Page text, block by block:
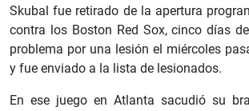
Skubal fue retirado de la apertura
contra los Boston Red Sox, cinco días
problema por una lesión el miércoles
y fue enviado a la lista de lesionados.
En ese juego en Atlanta sacudió su